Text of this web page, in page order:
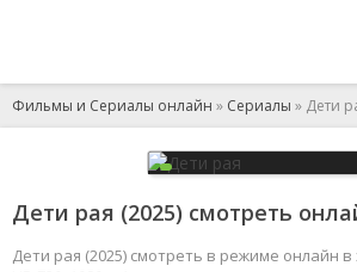
Фильмы и Сериалы онлайн » Сериалы » Дети
Дети рая (2025) смотреть
Дети рая (2025) смотреть в режиме онлайн